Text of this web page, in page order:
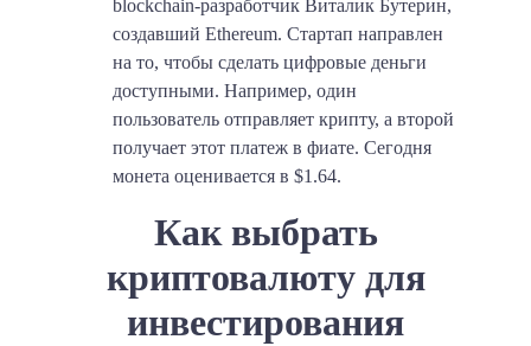
blockchain-разработчик Виталик Бутерин,
создавший Ethereum. Стартап направлен
на то, чтобы сделать цифровые деньги
доступными. Например, один
пользователь отправляет крипту, а второй
получает этот платеж в фиате. Сегодня
монета оценивается в $1.64.
Как выбрать
криптовалюту для
инвестирования